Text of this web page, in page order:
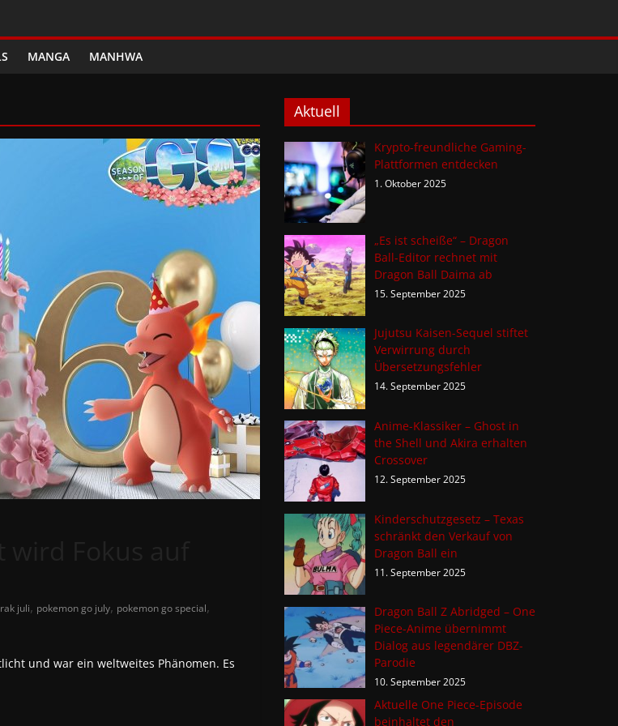
MANGA MANHWA
juli, pokemon go july, pokemon go special,
und war ein weltweites Phänomen. Es
Aktuell
Krypto-freundliche Gaming-
Plattformen entdecken
1. Oktober 2025
„Es ist scheiße“ – Dragon
Ball-Editor rechnet mit
Dragon Ball Daima ab
15. September 2025
Jujutsu Kaisen-Sequel stiftet
Verwirrung durch
Übersetzungsfehler
14. September 2025
Anime-Klassiker – Ghost in
the Shell und Akira erhalten
Crossover
12. September 2025
Kinderschutzgesetz – Texas
schränkt den Verkauf von
Dragon Ball ein
11. September 2025
Dragon Ball Z Abridged – One
Piece-Anime übernimmt
Dialog aus legendärer DBZ-
Parodie
10. September 2025
Aktuelle One Piece-Episode
beinhaltet den